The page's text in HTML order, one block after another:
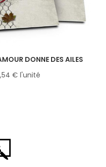
DONNE DES AILES
€ l'unité